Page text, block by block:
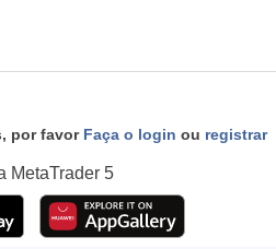
por favor Faça o login ou registrar
MetaTrader 5